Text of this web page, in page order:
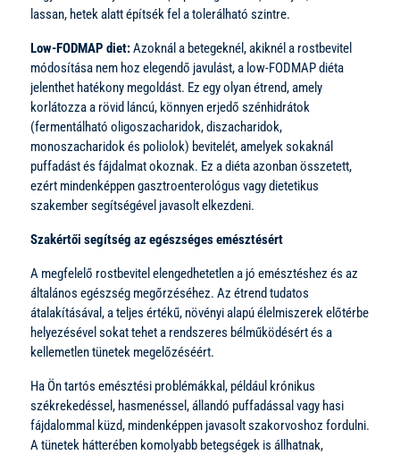
lassan, hetek alatt építsék fel a tolerálható szintre.
Low-FODMAP diet:Azoknál a betegeknél, akiknél a rostbevitel
módosítása nem hoz elegendő javulást, a low-FODMAP diéta
jelenthet hatékony megoldást. Ez egy olyan étrend, amely
korlátozza a rövid láncú, könnyen erjedő szénhidrátok
(fermentálható oligoszacharidok, diszacharidok,
monoszacharidok és poliolok) bevitelét, amelyek sokaknál
puffadást és fájdalmat okoznak. Ez a diéta azonban összetett,
ezért mindenképpen gasztroenterológus vagy dietetikus
szakember segítségével javasolt elkezdeni.
Szakértői segítség az egészséges emésztésért
A megfelelő rostbevitel elengedhetetlen a jó emésztéshez és az
általános egészség megőrzéséhez. Az étrend tudatos
átalakításával, a teljes értékű, növényi alapú élelmiszerek előtérbe
helyezésével sokat tehet a rendszeres bélműködésért és a
kellemetlen tünetek megelőzéséért.
Ha Ön tartós emésztési problémákkal, például krónikus
székrekedéssel, hasmenéssel, állandó puffadással vagy hasi
fájdalommal küzd, mindenképpen javasolt szakorvoshoz fordulni.
A tünetek hátterében komolyabb betegségek is állhatnak,